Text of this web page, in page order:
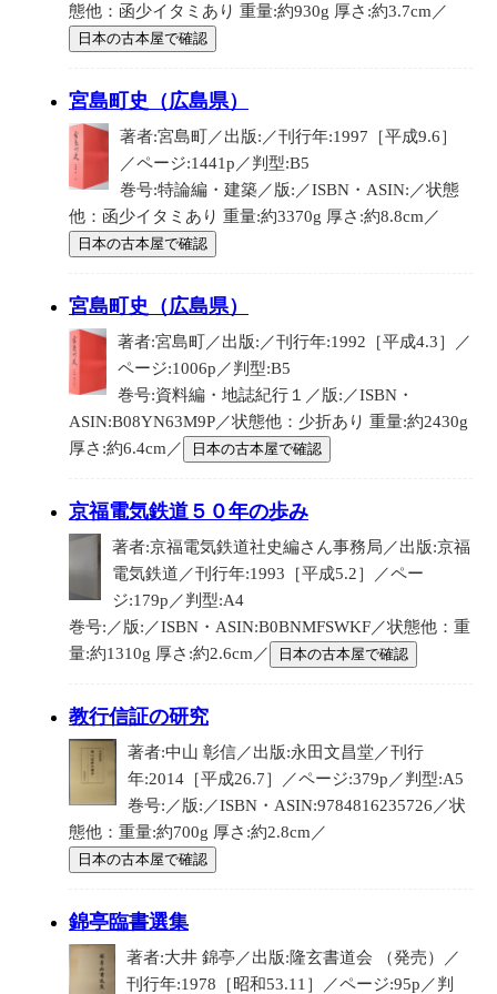
態他：函少イタミあり 重量:約930g 厚さ:約3.7cm／
日本の古本屋で確認
宮島町史（広島県）
著者:宮島町／出版:／刊行年:1997［平成9.6］
／ページ:1441p／判型:B5
巻号:特論編・建築／版:／ISBN・ASIN:／状態
他：函少イタミあり 重量:約3370g 厚さ:約8.8cm／
日本の古本屋で確認
宮島町史（広島県）
著者:宮島町／出版:／刊行年:1992［平成4.3］／
ページ:1006p／判型:B5
巻号:資料編・地誌紀行１／版:／ISBN・
ASIN:B08YN63M9P／状態他：少折あり 重量:約2430g
厚さ:約6.4cm／
日本の古本屋で確認
京福電気鉄道５０年の歩み
著者:京福電気鉄道社史編さん事務局／出版:京福
電気鉄道／刊行年:1993［平成5.2］／ペー
ジ:179p／判型:A4
巻号:／版:／ISBN・ASIN:B0BNMFSWKF／状態他：重
量:約1310g 厚さ:約2.6cm／
日本の古本屋で確認
教行信証の研究
著者:中山 彰信／出版:永田文昌堂／刊行
年:2014［平成26.7］／ページ:379p／判型:A5
巻号:／版:／ISBN・ASIN:9784816235726／状
態他：重量:約700g 厚さ:約2.8cm／
日本の古本屋で確認
錦亭臨書選集
著者:大井 錦亭／出版:隆玄書道会 （発売）／
刊行年:1978［昭和53.11］／ページ:95p／判